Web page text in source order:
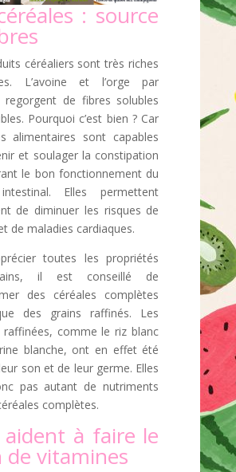
: source
céréaliers sont très riches
L’avoine et l’orge par
regorgent de fibres solubles
Pourquoi c’est bien ? Car
alimentaires sont capables
et soulager la constipation
le bon fonctionnement du
Elles permettent
de diminuer les risques de
de maladies cardiaques.
toutes les propriétés
il est conseillé de
des céréales complètes
des grains raffinés. Les
raffinées, comme le riz blanc
blanche, ont en effet été
son et de leur germe. Elles
pas autant de nutriments
complètes.
aident à faire le
de vitamines